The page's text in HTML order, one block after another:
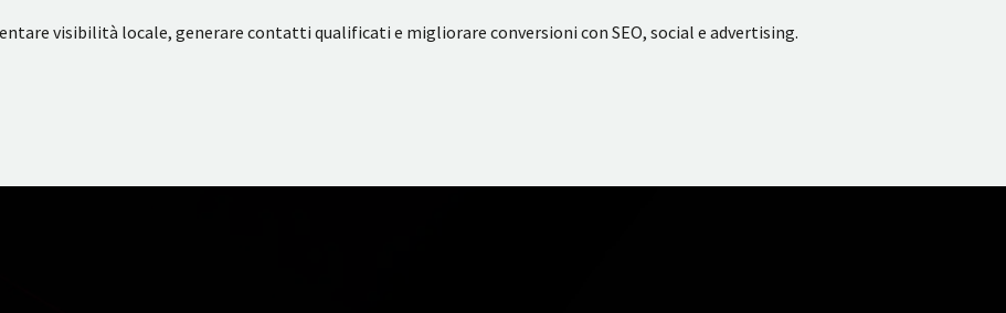
visibilità locale, generare contatti qualificati e migliorare conversioni con SEO, social e advertising.